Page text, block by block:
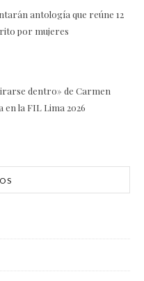
antología que reúne 12
por mujeres
dentro» de Carmen
en la FIL Lima 2026